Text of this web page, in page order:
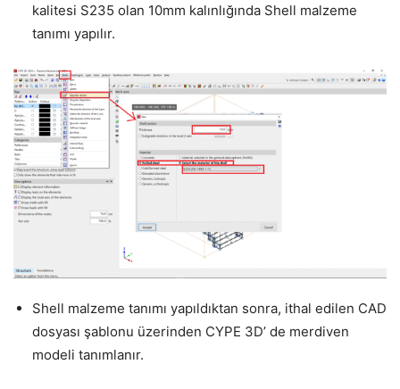
kalitesi S235 olan 10mm kalınlığında Shell malzeme
tanımı yapılır.
Shell malzeme tanımı yapıldıktan sonra, ithal edilen CAD
dosyası şablonu üzerinden CYPE 3D’ de merdiven
modeli tanımlanır.